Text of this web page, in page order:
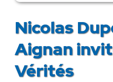
Nicolas
Aignan
Vérités